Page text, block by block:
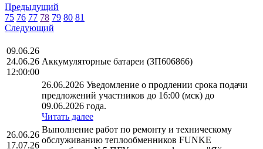
Предыдущий
75 76 77 78 79 80 81
Следующий
09.06.26
24.06.26
12:00:00
Аккумуляторные батареи (ЗП606866)
26.06.2026 Уведомление о продлении срока подачи
предложений участников до 16:00 (мск) до
09.06.2026 года.
Читать далее
26.06.26
17.07.26
Выполнение работ по ремонту и техническому
обслуживанию теплообменников FUNKE